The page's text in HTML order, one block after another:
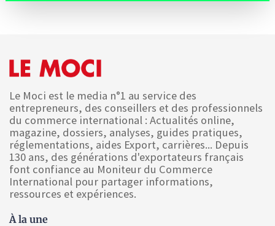
Le Moci est le media n°1 au service des
entrepreneurs, des conseillers et des professionnels
du commerce international : Actualités online,
magazine, dossiers, analyses, guides pratiques,
réglementations, aides Export, carrières... Depuis
130 ans, des générations d'exportateurs français
font confiance au Moniteur du Commerce
International pour partager informations,
ressources et expériences.
À la une